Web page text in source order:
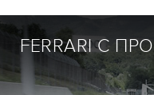
FERRARI С